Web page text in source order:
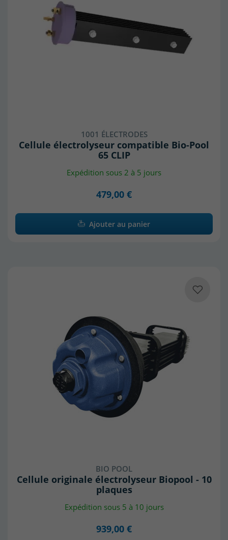
1001 ÉLECTRODES
Cellule électrolyseur compatible Bio-Pool
65 CLIP
Expédition sous 2 à 5 jours
479,00 €
Ajouter au panier
BIO POOL
Cellule originale électrolyseur Biopool - 10
plaques
Expédition sous 5 à 10 jours
939,00 €